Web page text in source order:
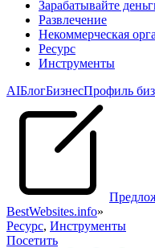
Зарабатывайте
Развлечение
Некоммерческая
Pесурс
Инструменты
AIБлогБизнесПрофиль
BestWebsites.info»
Pесурс, Инструменты
Посетить